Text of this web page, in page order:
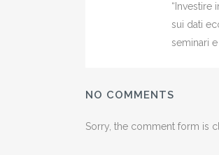
“Investire
sui dati
seminari
NO COMMENTS
Sorry, the comment form is